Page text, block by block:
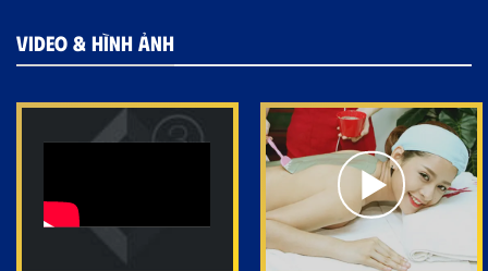
VIDEO & HÌNH ẢNH